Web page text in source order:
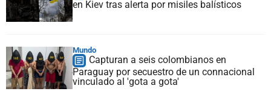
en Kiev tras alerta por misiles balísticos
Mundo
Capturan a seis colombianos en
Paraguay por secuestro de un connacional
vinculado al 'gota a gota'